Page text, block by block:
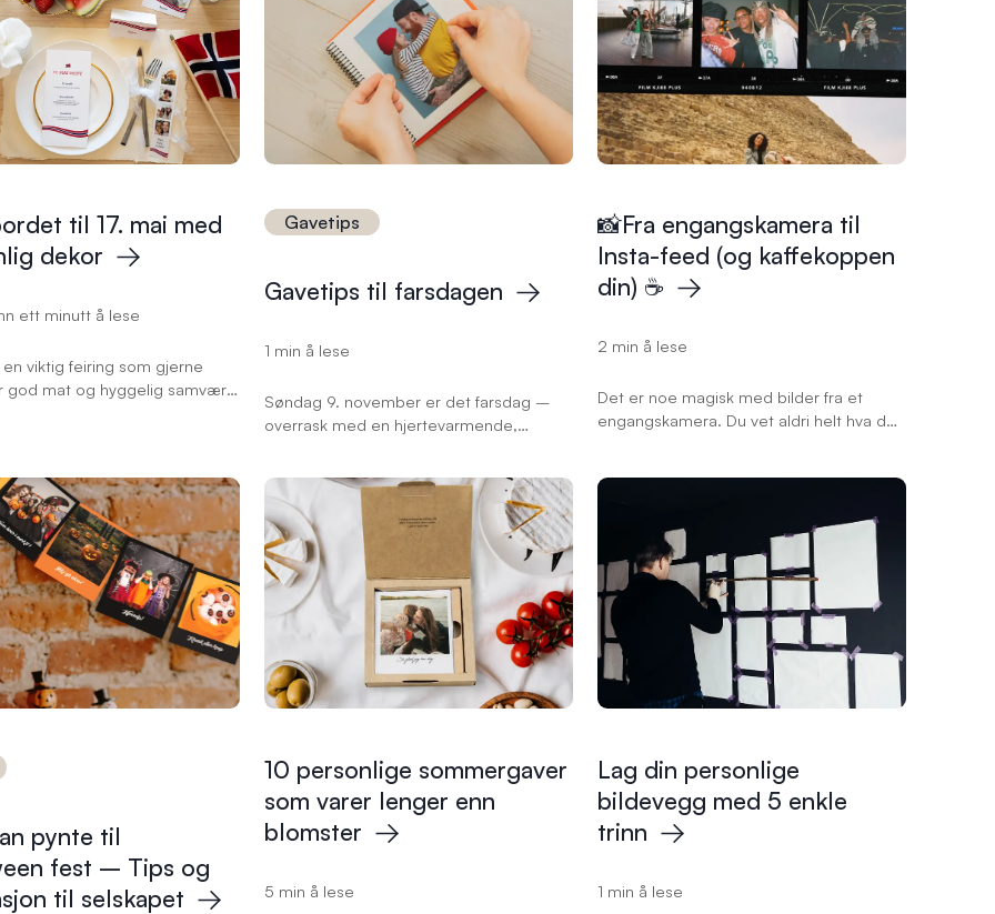
til 17. mai med
dekor
ett minutt å lese
en viktig feiring som gjerne
god mat og hyggelig samvær.
til hvordan du kan skape et
personlig 17. mai-bord med
fra Elite Foto.
Gavetips
Gavetips til farsdagen
1 min å lese
Søndag 9. november er det farsdag –
overrask med en hjertevarmende,
andre bildeprodukter. Velg hjemlevering
for enkelhet og komfort: vi sender
lynraskt fra Norge med HeltHjem og
Bring innen 1 virkedag. Eller hent gaven i
butikk på kun 1 time med ekspress!
📸Fra engangskamera til
Insta-feed (og kaffekoppen
din) ☕️
2 min å lese
Det er noe magisk med bilder fra et
engangskamera. Du vet aldri helt hva du
den ufullkommenheten er det som gjør
bildene så ekte. Ingen filter i verden slår
følelsen av et ekte analogt minne.
pynte til
fest – Tips og
til selskapet
10 personlige sommergaver
som varer lenger enn
blomster
5 min å lese
Lag din personlige
bildevegg med 5 enkle
trinn
1 min å lese